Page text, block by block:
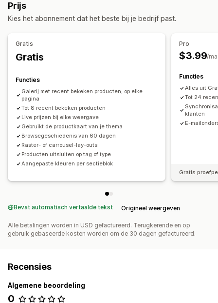
Prijs
Kies het abonnement dat het beste bij je bedrijf past.
Gratis
Gratis
Functies
Galerij met recent bekeken producten, op elke
pagina
Tot 8 recent bekeken producten
Live prijzen bij elke weergave
Gebruikt de productkaart van je thema
Browsegeschiedenis van 60 dagen
Raster- of carrousel-lay-outs
Producten uitsluiten op tag of type
Aangepaste kleuren per sectieblok
Pro
$3.99/
Functies
Alles uit
Tot 24
klanten
E-
Gratis
Bevat automatisch vertaalde tekst Origineel weergeven
Alle betalingen worden in USD gefactureerd. Terugkerende en op
gebruik gebaseerde kosten worden om de 30 dagen gefactureerd.
Recensies
Algemene beoordeling
0